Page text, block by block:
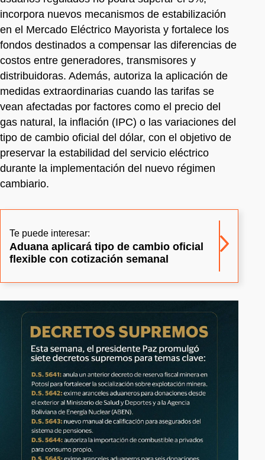
incorpora nuevos mecanismos de estabilización
en el Mercado Eléctrico Mayorista y fortalece los
fondos destinados a compensar las diferencias de
costos entre generadores, transmisores y
distribuidoras. Además, autoriza la aplicación de
medidas extraordinarias cuando las tarifas se
vean afectadas por factores como el precio del
gas natural, la inflación (IPC) o las variaciones del
tipo de cambio oficial del dólar, con el objetivo de
preservar la estabilidad del servicio eléctrico
durante la implementación del nuevo régimen
cambiario.
Te puede interesar:
Aduana aplicará tipo de cambio oficial
flexible con cotización semanal